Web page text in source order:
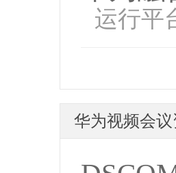
运行平
华为视频会议